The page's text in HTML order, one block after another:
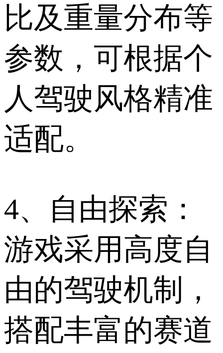
比及重量分布等
参数，可根据个
人驾驶风格精准
适配。
4、自由探索：
游戏采用高度自
由的驾驶机制，
搭配丰富的赛道